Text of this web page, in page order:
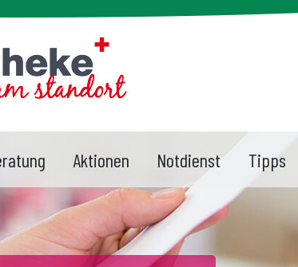
Aktionen Notdienst Tipps